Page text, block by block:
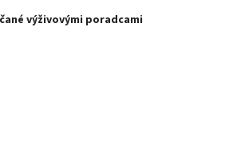
výživovými poradcami